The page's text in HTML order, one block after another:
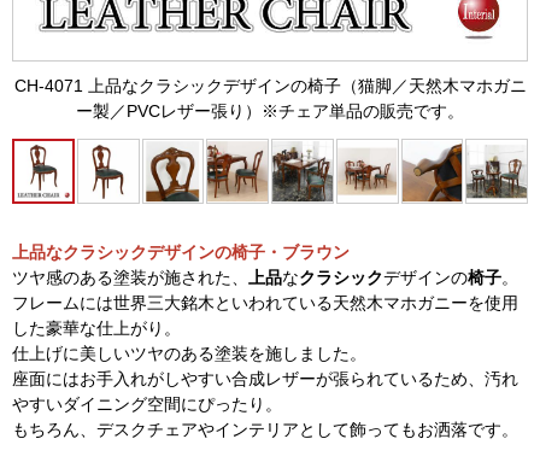
CH-4071 上品なクラシックデザインの椅子（猫脚／天然木マホガニ
ー製／PVCレザー張り）※チェア単品の販売です。
上品なクラシックデザインの椅子・ブラウン
ツヤ感のある塗装が施された、
上品なクラシックデザインの椅子。
フレームには世界三大銘木といわれている天然木マホガニーを使用
した豪華な仕上がり。
仕上げに美しいツヤのある塗装を施しました。
座面にはお手入れがしやすい合成レザーが張られているため、汚れ
やすいダイニング空間にぴったり。
もちろん、デスクチェアやインテリアとして飾ってもお洒落です。